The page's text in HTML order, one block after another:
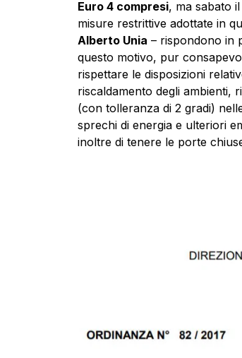
Euro 4 compresi, ma sabato
misure restrittive adottate in
Alberto Unia – rispondono in
questo motivo, pur
rispettare le disposizioni
riscaldamento degli ambienti,
(con tolleranza di 2 gradi)
sprechi di energia e ulteriori
inoltre di tenere le porte